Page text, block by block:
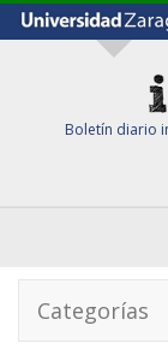
Boletín diario
Categorías